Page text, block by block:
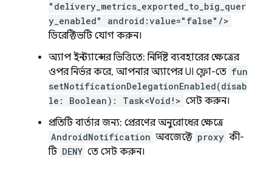
"delivery_metrics_exported_to_big_quer
y_enabled" android:value="false"/>
ডিরেক্টিভটি যোগ করুন।
অ্যাপ ইনস্ট্যান্সের ভিত্তিতে: নির্দিষ্ট ব্যবহারের ক্ষেত্রের
ওপর নির্ভর করে, আপনার অ্যাপের UI ফ্লো-তে fun
setNotificationDelegationEnabled(disab
le: Boolean): Task<Void!> সেট করুন।
প্রতিটি বার্তার জন্য: প্রেরণের অনুরোধের ক্ষেত্রে
AndroidNotification অবজেক্টে proxy কী-
টি DENY তে সেট করুন।